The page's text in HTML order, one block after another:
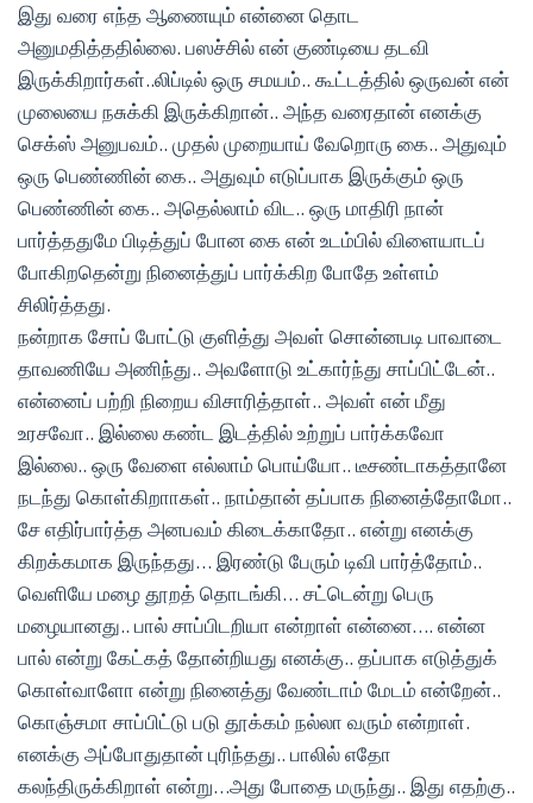
இது வரை எந்த ஆணையும் என்னை தொட
அனுமதித்ததில்லை. பஸச்சில் என் குண்டியை தடவி
இருக்கிறார்கள்..லிப்டில் ஒரு சமயம்.. கூட்டத்தில் ஒருவன் என்
முலையை நசுக்கி இருக்கிறான்.. அந்த வரைதான் எனக்கு
செக்ஸ் அனுபவம்.. முதல் முறையாய் வேறொரு கை.. அதுவும்
ஒரு பெண்ணின் கை.. அதுவும் எடுப்பாக இருக்கும் ஒரு
பெண்ணின் கை.. அதெல்லாம் விட.. ஒரு மாதிரி நான்
பார்த்ததுமே பிடித்துப் போன கை என் உடம்பில் விளையாடப்
போகிறதென்று நினைத்துப் பார்க்கிற போதே உள்ளம்
சிலிர்த்தது.
நன்றாக சோப் போட்டு குளித்து அவள் சொன்னபடி பாவாடை
தாவணியே அணிந்து.. அவளோடு உட்கார்ந்து சாப்பிட்டேன்..
என்னைப் பற்றி நிறைய விசாரித்தாள்.. அவள் என் மீது
உரசவோ.. இல்லை கண்ட இடத்தில் உற்றுப் பார்க்கவோ
இல்லை.. ஒரு வேளை எல்லாம் பொய்யோ.. டீசண்டாகத்தானே
நடந்து கொள்கிறாாகள்.. நாம்தான் தப்பாக நினைத்தோமோ..
சே எதிர்பார்த்த அனபவம் கிடைக்காதோ.. என்று எனக்கு
கிறக்கமாக இருந்தது… இரண்டு பேரும் டிவி பார்த்தோம்..
வெளியே மழை தூறத் தொடங்கி… சட்டென்று பெரு
மழையானது.. பால் சாப்பிடறியா என்றாள் என்னை…. என்ன
பால் என்று கேட்கத் தோன்றியது எனக்கு.. தப்பாக எடுத்துக்
கொள்வாளோ என்று நினைத்து வேண்டாம் மேடம் என்றேன்..
கொஞ்சமா சாப்பிட்டு படு தூக்கம் நல்லா வரும் என்றாள்.
எனக்கு அப்போதுதான் புரிந்தது.. பாலில் எதோ
கலந்திருக்கிறாள் என்று…அது போதை மருந்து.. இது எதற்கு..